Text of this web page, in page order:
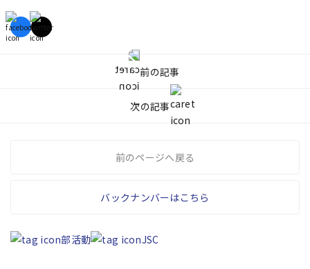
前の記事
次の記事
前のページへ戻る
バックナンバーはこちら
部活動 JSC